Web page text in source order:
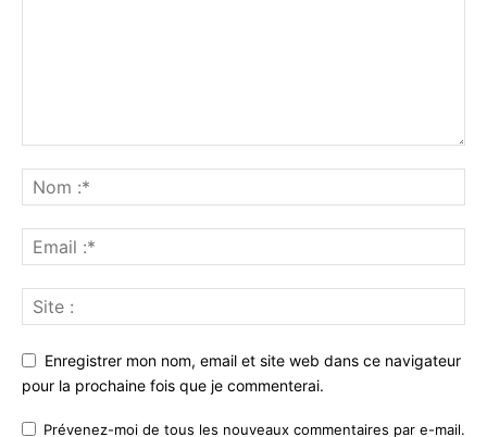
Enregistrer mon nom, email et site web dans ce navigateur
pour la prochaine fois que je commenterai.
Prévenez-moi de tous les nouveaux commentaires par e-mail.